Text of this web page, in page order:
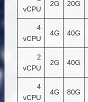
vCPU
2G 20G
4
vCPU
4G 40G
2
vCPU
2G 40G
4
vCPU
4G 80G